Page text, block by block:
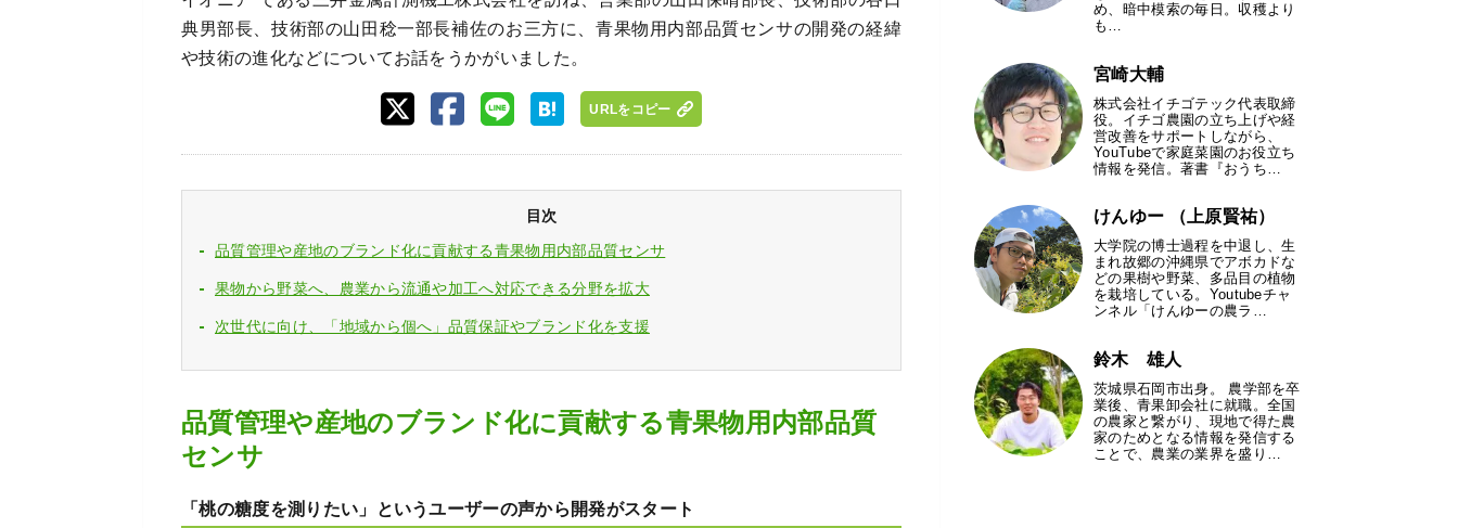
典男部長、技術部の山田稔一部長補佐のお三方に、青果物用内部品質センサの開発の経緯
や技術の進化などについてお話をうかがいました。
URLをコピー
目次
品質管理や産地のブランド化に貢献する青果物用内部品質センサ
果物から野菜へ、農業から流通や加工へ対応できる分野を拡大
次世代に向け、「地域から個へ」品質保証やブランド化を支援
品質管理や産地のブランド化に貢献する青果物用内部品質
センサ
「桃の糖度を測りたい」というユーザーの声から開発がスタート
め、暗中模索の毎日。収穫より
も…
宮崎大輔
株式会社イチゴテック代表取締
役。イチゴ農園の立ち上げや経
営改善をサポートしながら、
YouTubeで家庭菜園のお役立ち
情報を発信。著書『おうち…
けんゆー （上原賢祐）
大学院の博士過程を中退し、生
まれ故郷の沖縄県でアボカドな
どの果樹や野菜、多品目の植物
を栽培している。Youtubeチャ
ンネル「けんゆーの農ラ…
鈴木 雄人
茨城県石岡市出身。 農学部を卒
業後、青果卸会社に就職。全国
の農家と繋がり、現地で得た農
家のためとなる情報を発信する
ことで、農業の業界を盛り…